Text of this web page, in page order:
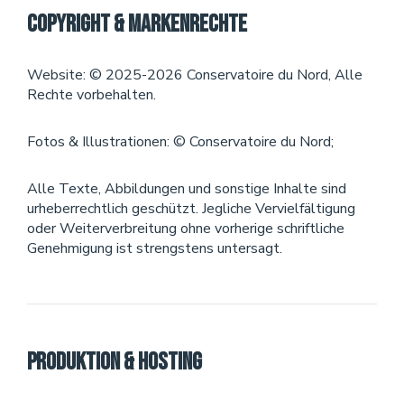
Copyright & Markenrechte
Website: © 2025-2026 Conservatoire du Nord, Alle
Rechte vorbehalten.
Fotos & Illustrationen: © Conservatoire du Nord;
Alle Texte, Abbildungen und sonstige Inhalte sind
urheberrechtlich geschützt. Jegliche Vervielfältigung
oder Weiterverbreitung ohne vorherige schriftliche
Genehmigung ist strengstens untersagt.
Produktion & Hosting